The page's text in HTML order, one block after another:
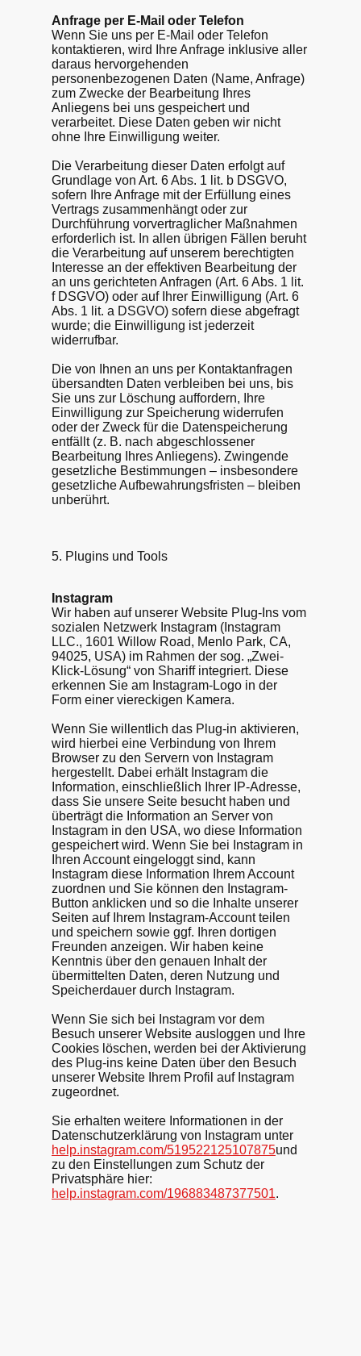
Anfrage per E-Mail oder Telefon
Wenn Sie uns per E-Mail oder Telefon
kontaktieren, wird Ihre Anfrage inklusive aller
daraus hervorgehenden
personenbezogenen Daten (Name, Anfrage)
zum Zwecke der Bearbeitung Ihres
Anliegens bei uns gespeichert und
verarbeitet. Diese Daten geben wir nicht
ohne Ihre Einwilligung weiter.
Die Verarbeitung dieser Daten erfolgt auf
Grundlage von Art. 6 Abs. 1 lit. b DSGVO,
sofern Ihre Anfrage mit der Erfüllung eines
Vertrags zusammenhängt oder zur
Durchführung vorvertraglicher Maßnahmen
erforderlich ist. In allen übrigen Fällen beruht
die Verarbeitung auf unserem berechtigten
Interesse an der effektiven Bearbeitung der
an uns gerichteten Anfragen (Art. 6 Abs. 1 lit.
f DSGVO) oder auf Ihrer Einwilligung (Art. 6
Abs. 1 lit. a DSGVO) sofern diese abgefragt
wurde; die Einwilligung ist jederzeit
widerrufbar.
Die von Ihnen an uns per Kontaktanfragen
übersandten Daten verbleiben bei uns, bis
Sie uns zur Löschung auffordern, Ihre
Einwilligung zur Speicherung widerrufen
oder der Zweck für die Datenspeicherung
entfällt (z. B. nach abgeschlossener
Bearbeitung Ihres Anliegens). Zwingende
gesetzliche Bestimmungen – insbesondere
gesetzliche Aufbewahrungsfristen – bleiben
unberührt.
5. Plugins und Tools
Instagram
Wir haben auf unserer Website Plug-Ins vom
sozialen Netzwerk Instagram (Instagram
LLC., 1601 Willow Road, Menlo Park, CA,
94025, USA) im Rahmen der sog. „Zwei-
Klick-Lösung“ von Shariff integriert. Diese
erkennen Sie am Instagram-Logo in der
Form einer viereckigen Kamera.
Wenn Sie willentlich das Plug-in aktivieren,
wird hierbei eine Verbindung von Ihrem
Browser zu den Servern von Instagram
hergestellt. Dabei erhält Instagram die
Information, einschließlich Ihrer IP-Adresse,
dass Sie unsere Seite besucht haben und
überträgt die Information an Server von
Instagram in den USA, wo diese Information
gespeichert wird. Wenn Sie bei Instagram in
Ihren Account eingeloggt sind, kann
Instagram diese Information Ihrem Account
zuordnen und Sie können den Instagram-
Button anklicken und so die Inhalte unserer
Seiten auf Ihrem Instagram-Account teilen
und speichern sowie ggf. Ihren dortigen
Freunden anzeigen. Wir haben keine
Kenntnis über den genauen Inhalt der
übermittelten Daten, deren Nutzung und
Speicherdauer durch Instagram.
Wenn Sie sich bei Instagram vor dem
Besuch unserer Website ausloggen und Ihre
Cookies löschen, werden bei der Aktivierung
des Plug-ins keine Daten über den Besuch
unserer Website Ihrem Profil auf Instagram
zugeordnet.
Sie erhalten weitere Informationen in der
Datenschutzerklärung von Instagram unter
help.instagram.com/519522125107875und
zu den Einstellungen zum Schutz der
Privatsphäre hier:
help.instagram.com/196883487377501.